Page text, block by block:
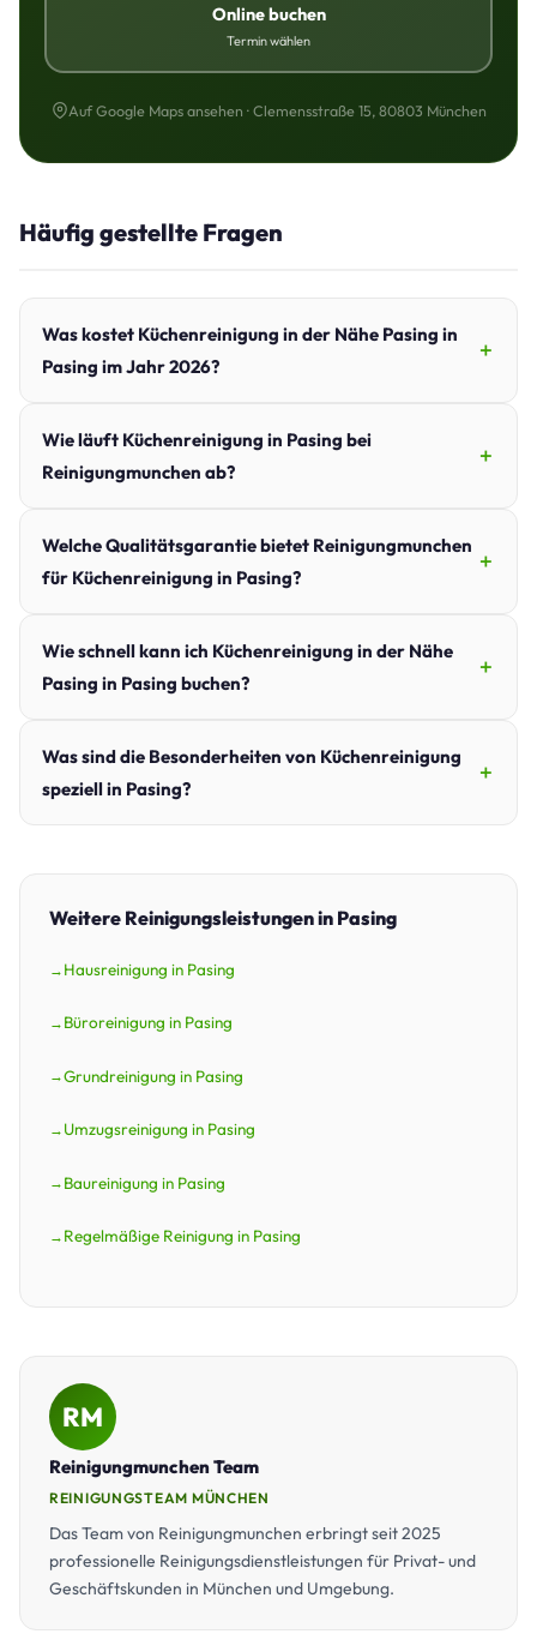
Online buchen
Termin wählen
Auf Google Maps ansehen · Clemensstraße 15, 80803 München
Häufig gestellte Fragen
Was kostet Küchenreinigung in der Nähe Pasing in
Pasing im Jahr 2026?
Wie läuft Küchenreinigung in Pasing bei
Reinigungmunchen ab?
Welche Qualitätsgarantie bietet Reinigungmunchen
für Küchenreinigung in Pasing?
Wie schnell kann ich Küchenreinigung in der Nähe
Pasing in Pasing buchen?
Was sind die Besonderheiten von Küchenreinigung
speziell in Pasing?
Weitere Reinigungsleistungen in Pasing
Hausreinigung in Pasing
Büroreinigung in Pasing
Grundreinigung in Pasing
Umzugsreinigung in Pasing
Baureinigung in Pasing
Regelmäßige Reinigung in Pasing
RM
Reinigungmunchen Team
REINIGUNGSTEAM MÜNCHEN
Das Team von Reinigungmunchen erbringt seit 2025
professionelle Reinigungsdienstleistungen für Privat- und
Geschäftskunden in München und Umgebung.